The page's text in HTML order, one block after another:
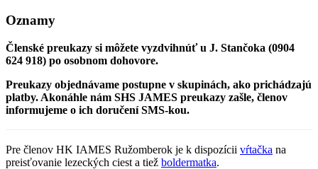
Oznamy
Členské preukazy si môžete vyzdvihnúť u J. Stančoka (0904
624 918) po osobnom dohovore.
Preukazy objednávame postupne v skupinách, ako prichádzajú
platby. Akonáhle nám SHS JAMES preukazy zašle, členov
informujeme o ich doručení SMS-kou.
Pre členov HK IAMES Ružomberok je k dispozícii vŕtačka na
preisťovanie lezeckých ciest a tiež boldermatka.